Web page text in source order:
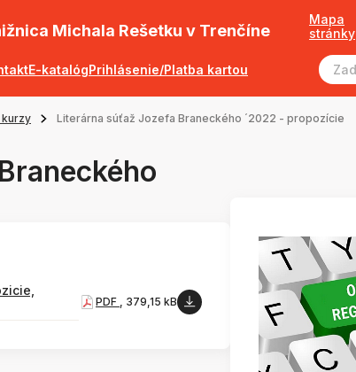
Michala Rešetku v Trenčíne
E-katalógPrihlásenie/Platba kartou
Mapa
stránky
kurzy Literárna súťaž Jozefa Braneckého ´2022 - propozície
PDF , 379,15 kB